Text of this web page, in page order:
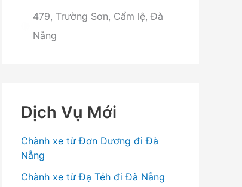
479, Trường Sơn, Cẩm lệ, Đà
Nẵng
Dịch Vụ Mới
Chành xe từ Đơn Dương đi Đà
Nẵng
Chành xe từ Đạ Tẻh đi Đà Nẵng